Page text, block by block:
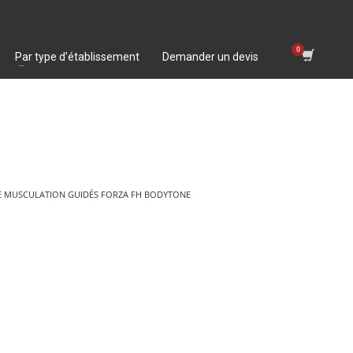
Par type d’établissement Demander un devis
MUSCULATION GUIDÉS FORZA FH BODYTONE